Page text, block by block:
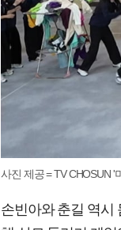
사진 제공 = TV CHOSUN '
손빈아와 춘길 역시